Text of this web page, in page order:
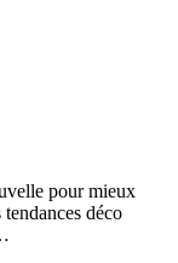
pour mieux
déco